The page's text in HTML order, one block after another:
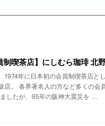
制喫茶店】にしむら珈琲 北
1974年に日本初の会員制喫茶店と
店。 各界著名人の方など多くの会
したが、95年の阪神大震災を ...